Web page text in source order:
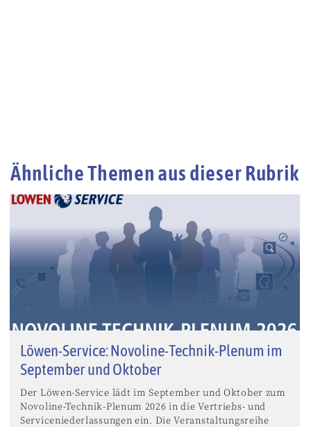
Ähnliche Themen aus dieser Rubrik
Löwen-Service: Novoline-Technik-Plenum im
September und Oktober
Der Löwen-Service lädt im September und Oktober zum
Novoline-Technik-Plenum 2026 in die Vertriebs- und
Serviceniederlassungen ein. Die Veranstaltungsreihe